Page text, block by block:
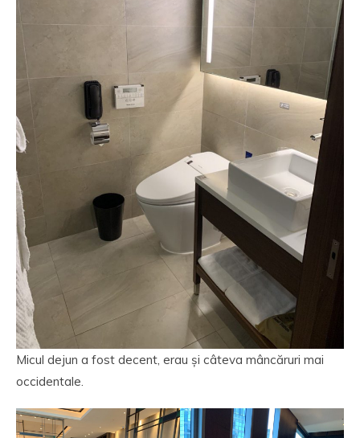
Micul dejun a fost decent, erau și câteva mâncăruri mai
occidentale.